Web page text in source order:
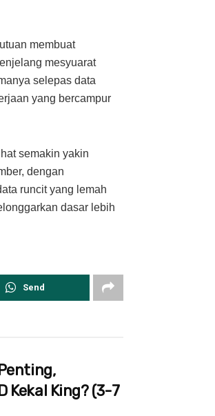
membuat
mesyuarat
selepas data
yang bercampur
semakin yakin
dengan
runcit yang lemah
dasar lebih
Send
Kekal King? (3-7